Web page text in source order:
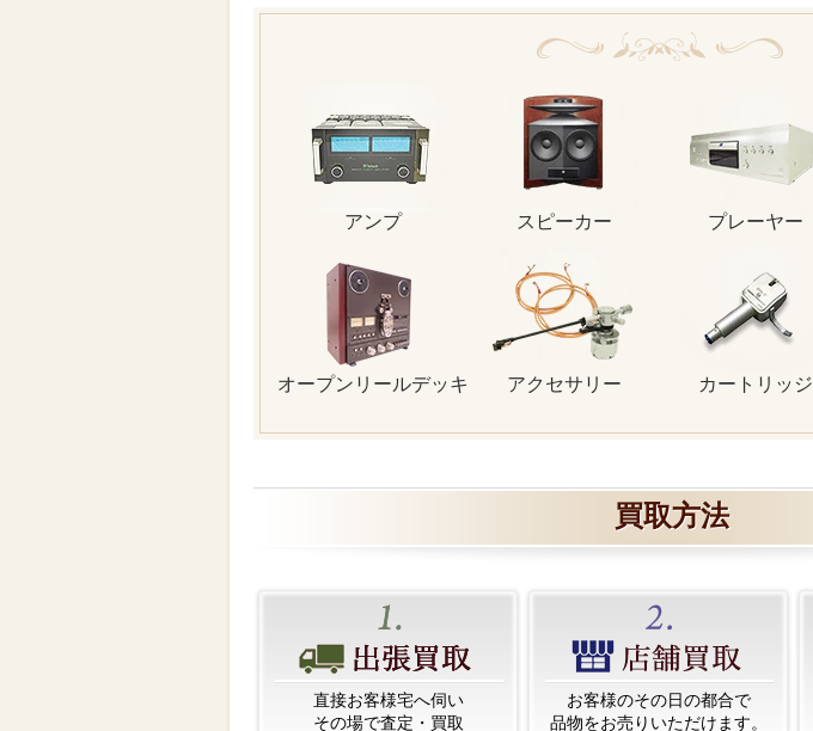
アンプ スピーカー プレーヤー
オープンリールデッキ アクセサリー カートリッジ
買取方法
直接お客様宅へ伺い
その場で査定・買取
お客様のその日の都合で
品物をお売りいただけます。